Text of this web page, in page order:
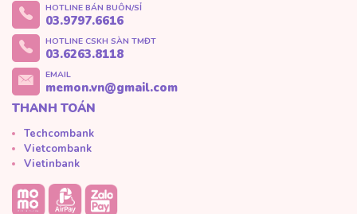
HOTLINE BÁN BUÔN/SỈ
03.9797.6616
HOTLINE CSKH SÀN TMĐT
03.6263.8118
EMAIL
memon.vn@gmail.com
THANH TOÁN
Techcombank
Vietcombank
Vietinbank